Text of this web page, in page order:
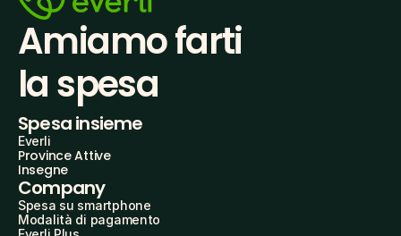
Amiamo farti
la spesa
Spesa insieme
Everli
Province Attive
Insegne
Company
Spesa su smartphone
Modalità di pagamento